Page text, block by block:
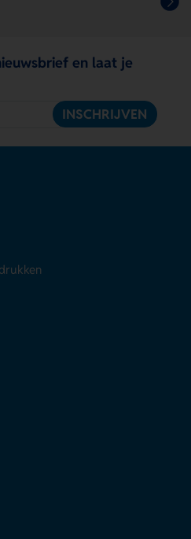
en laat je
INSCHRIJVEN